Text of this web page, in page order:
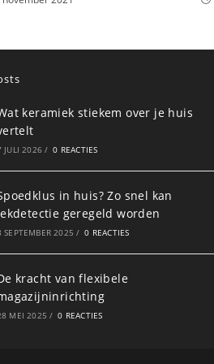
keramiek stiekem over je huis
JULI 2026 / 0 REACTIES
in huis? Zo snel kan
geregeld worden
SEPTEMBER 2025 / 0 REACTIES
kracht van flexibele
MEI 2025 / 0 REACTIES